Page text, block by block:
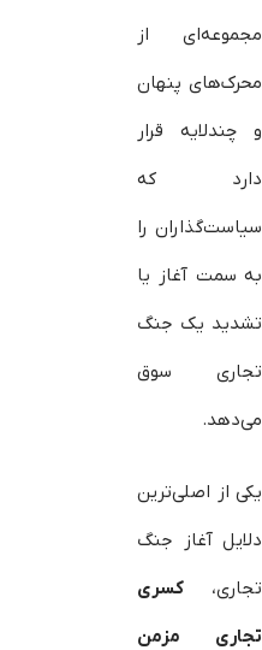
مجموعه‌ای از
محرک‌های پنهان
و چندلایه قرار
دارد که
سیاست‌گذاران را
به سمت آغاز یا
تشدید یک جنگ
تجاری سوق
می‌دهد.
یکی از اصلی‌ترین
دلایل آغاز جنگ
تجاری، کسری
تجاری مزمن